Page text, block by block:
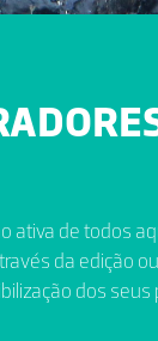
ativa de todos
da edição
dos seus